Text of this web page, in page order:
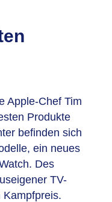
Apple-Chef Tim
Produkte
befinden sich
ein neues
Des
TV-
Kampfpreis.